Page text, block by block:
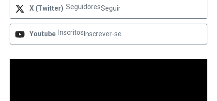
X (Twitter) SeguidoresSeguir
Youtube Inscritos Inscrever-se